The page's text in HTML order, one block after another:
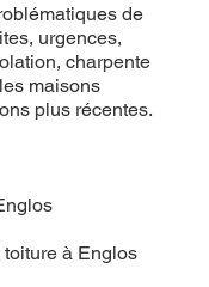
de
urgences,
charpente
maisons
plus récentes.
à Englos